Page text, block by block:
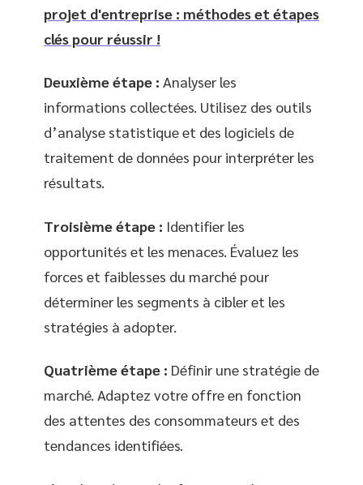
projet d'entreprise : méthodes et étapes
clés pour réussir !
Deuxième étape : Analyser les
informations collectées. Utilisez des outils
d’analyse statistique et des logiciels de
traitement de données pour interpréter les
résultats.
Troisième étape : Identifier les
opportunités et les menaces. Évaluez les
forces et faiblesses du marché pour
déterminer les segments à cibler et les
stratégies à adopter.
Quatrième étape : Définir une stratégie de
marché. Adaptez votre offre en fonction
des attentes des consommateurs et des
tendances identifiées.